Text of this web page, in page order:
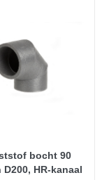
bocht 90
D200, HR-kanaal